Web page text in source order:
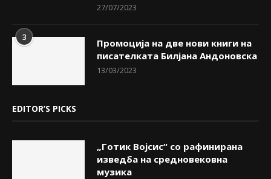
27/07/2023
3
Промоција на две нови книги на
писателката Билјана Андоновска
13/03/2023
EDITOR’S PICKS
„Готик Војсис“ со рафинирана
изведба на средновековна
музика